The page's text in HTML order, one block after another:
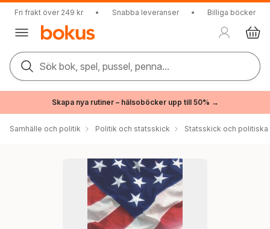
Fri frakt över 249 kr • Snabba leveranser • Billiga böcker
Sök bok, spel, pussel, penna...
Skapa nya rutiner – hälsoböcker upp till 50% →
Samhälle och politik Politik och statsskick Statsskick och